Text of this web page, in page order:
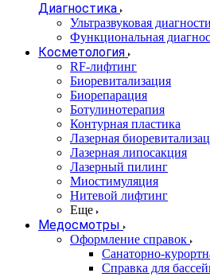
Диагностика
Ультразвуковая
Функциональная
Косметология
RF-лифтинг
Биоревитализация
Биорепарация
Ботулинотерапия
Контурная пластика
Лазерная
Лазерная липосакция
Лазерный пилинг
Миостимуляция
Нитевой лифтинг
Еще
Медосмотры
Оформление справок
Санаторно-
Справка для